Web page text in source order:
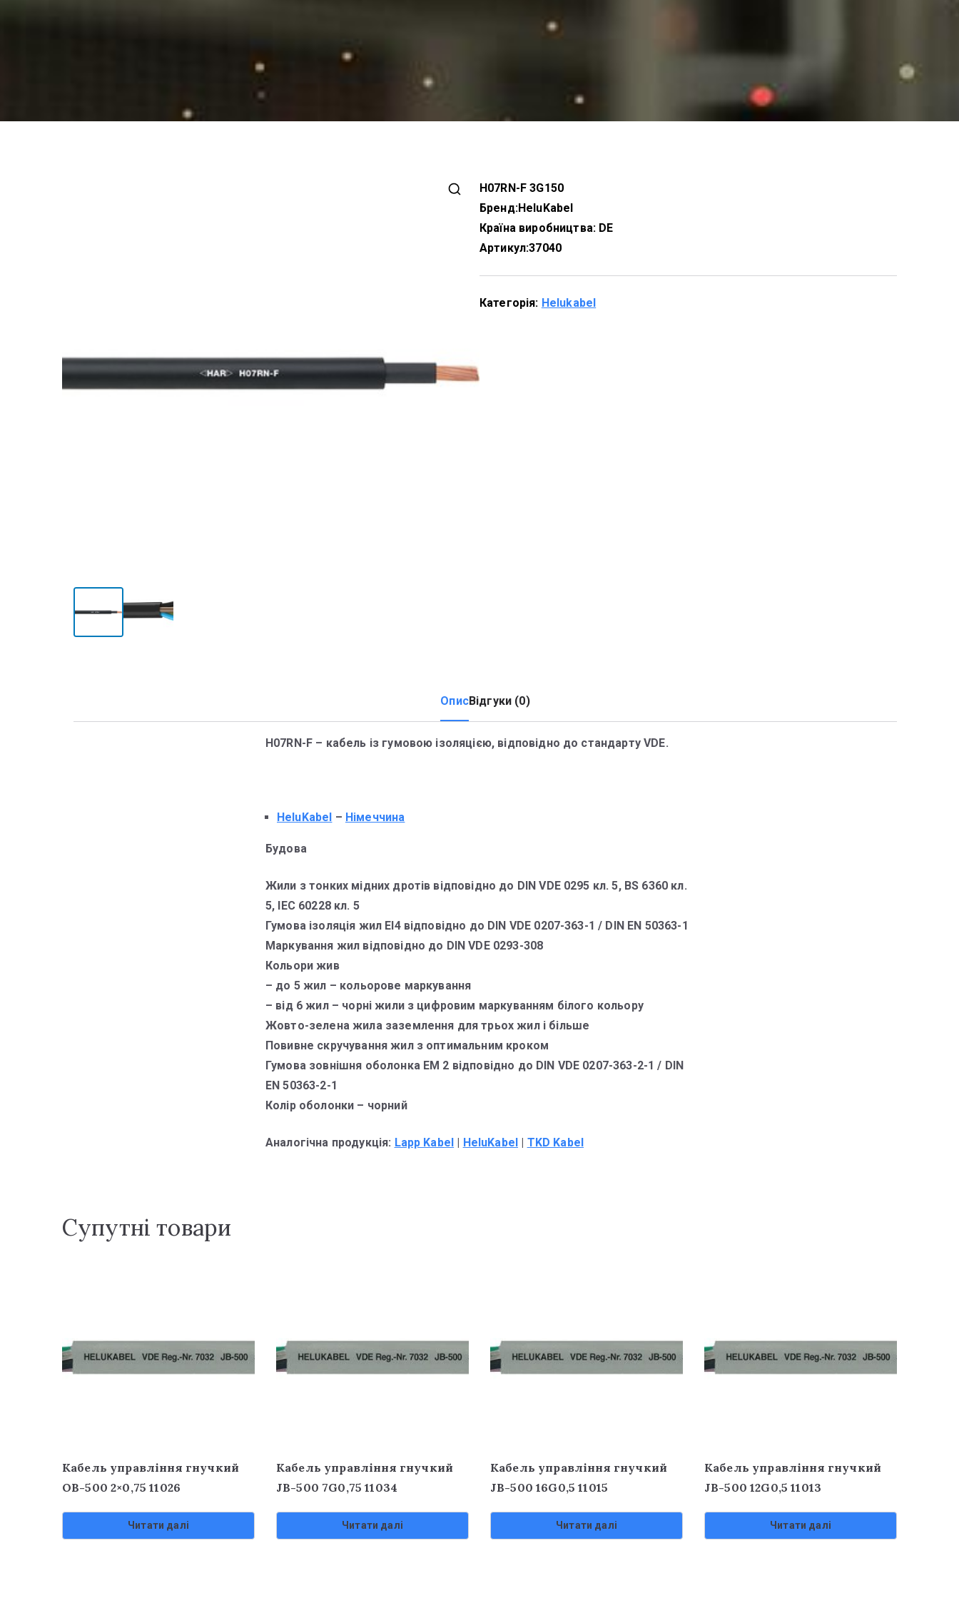
H07RN-F 3G150
Бренд:HeluKabel
Країна виробництва: DE
Артикул:37040
Категорія: Helukabel
ОписВідгуки (0)
H07RN-F – кабель із гумовою ізоляцією, відповідно до стандарту VDE.
HeluKabel – Німеччина
Будова
Жили з тонких мідних дротів відповідно до DIN VDE 0295 кл. 5, BS 6360 кл.
5, IEC 60228 кл. 5
Гумова ізоляція жил EI4 відповідно до DIN VDE 0207-363-1 / DIN EN 50363-1
Маркування жил відповідно до DIN VDE 0293-308
Кольори жив
– до 5 жил – кольорове маркування
– від 6 жил – чорні жили з цифровим маркуванням білого кольору
Жовто-зелена жила заземлення для трьох жил і більше
Повивне скручування жил з оптимальним кроком
Гумова зовнішня оболонка EM 2 відповідно до DIN VDE 0207-363-2-1 / DIN
EN 50363-2-1
Колір оболонки – чорний
Аналогічна продукція: Lapp Kabel | HeluKabel | TKD Kabel
Супутні товари
Кабель управління гнучкий
OB-500 2×0,75 11026
Читати далі
Кабель управління гнучкий
JB-500 7G0,75 11034
Читати далі
Кабель управління гнучкий
JB-500 16G0,5 11015
Читати далі
Кабель управління гнучкий
JB-500 12G0,5 11013
Читати далі